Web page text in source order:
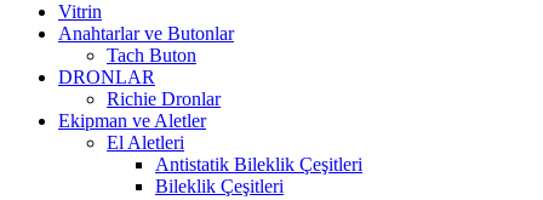
Vitrin
Anahtarlar ve Butonlar
Tach Buton
DRONLAR
Richie Dronlar
Ekipman ve Aletler
El Aletleri
Antistatik Bileklik Çeşitleri
Bileklik Çeşitleri